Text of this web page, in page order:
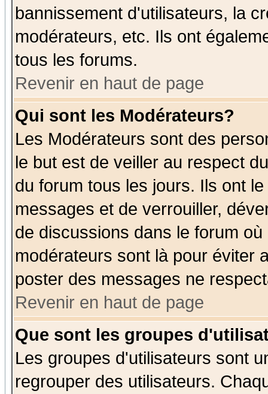
bannissement d'utilisateurs, la
modérateurs, etc. Ils ont
tous les forums.
Revenir en haut de page
Qui sont les Modérateurs?
Les Modérateurs sont des
le but est de veiller au respect
du forum tous les jours. Ils ont
messages et de verrouiller,
de discussions dans le forum
modérateurs sont là pour éviter
poster des messages ne
Revenir en haut de page
Que sont les groupes
Les groupes d'utilisateurs sont
regrouper des utilisateurs.